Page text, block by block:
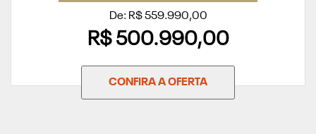
De: R$ 559.990,00
R$ 500.990,00
CONFIRA A OFERTA